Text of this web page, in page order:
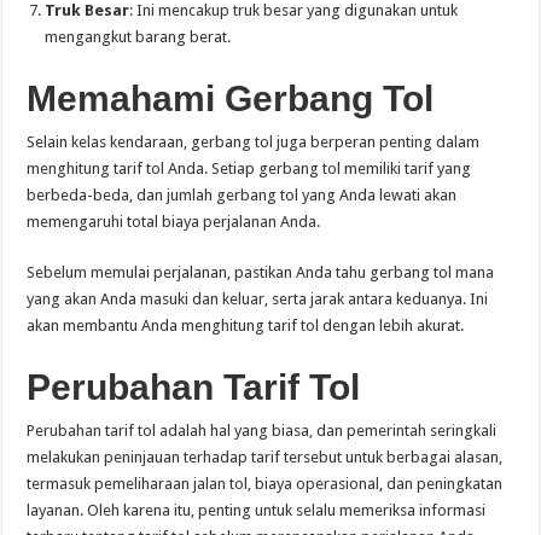
Truk Besar: Ini mencakup truk besar yang digunakan untuk
mengangkut barang berat.
Memahami Gerbang Tol
Selain kelas kendaraan, gerbang tol juga berperan penting dalam
menghitung tarif tol Anda. Setiap gerbang tol memiliki tarif yang
berbeda-beda, dan jumlah gerbang tol yang Anda lewati akan
memengaruhi total biaya perjalanan Anda.
Sebelum memulai perjalanan, pastikan Anda tahu gerbang tol mana
yang akan Anda masuki dan keluar, serta jarak antara keduanya. Ini
akan membantu Anda menghitung tarif tol dengan lebih akurat.
Perubahan Tarif Tol
Perubahan tarif tol adalah hal yang biasa, dan pemerintah seringkali
melakukan peninjauan terhadap tarif tersebut untuk berbagai alasan,
termasuk pemeliharaan jalan tol, biaya operasional, dan peningkatan
layanan. Oleh karena itu, penting untuk selalu memeriksa informasi